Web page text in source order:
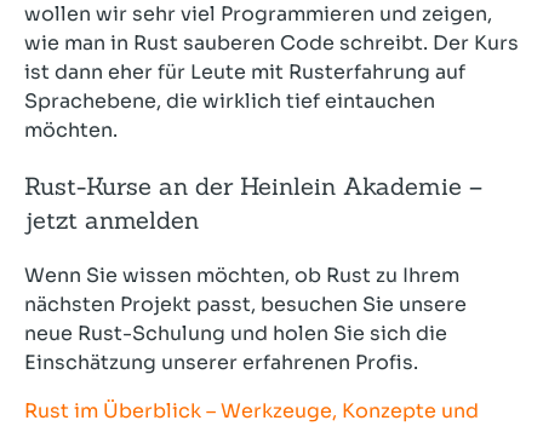
wollen wir sehr viel Programmieren und zeigen,
wie man in Rust sauberen Code schreibt. Der Kurs
ist dann eher für Leute mit Rusterfahrung auf
Sprachebene, die wirklich tief eintauchen
möchten.
Rust-Kurse an der Heinlein Akademie –
jetzt anmelden
Wenn Sie wissen möchten, ob Rust zu Ihrem
nächsten Projekt passt, besuchen Sie unsere
neue Rust-Schulung und holen Sie sich die
Einschätzung unserer erfahrenen Profis.
Rust im Überblick – Werkzeuge, Konzepte und